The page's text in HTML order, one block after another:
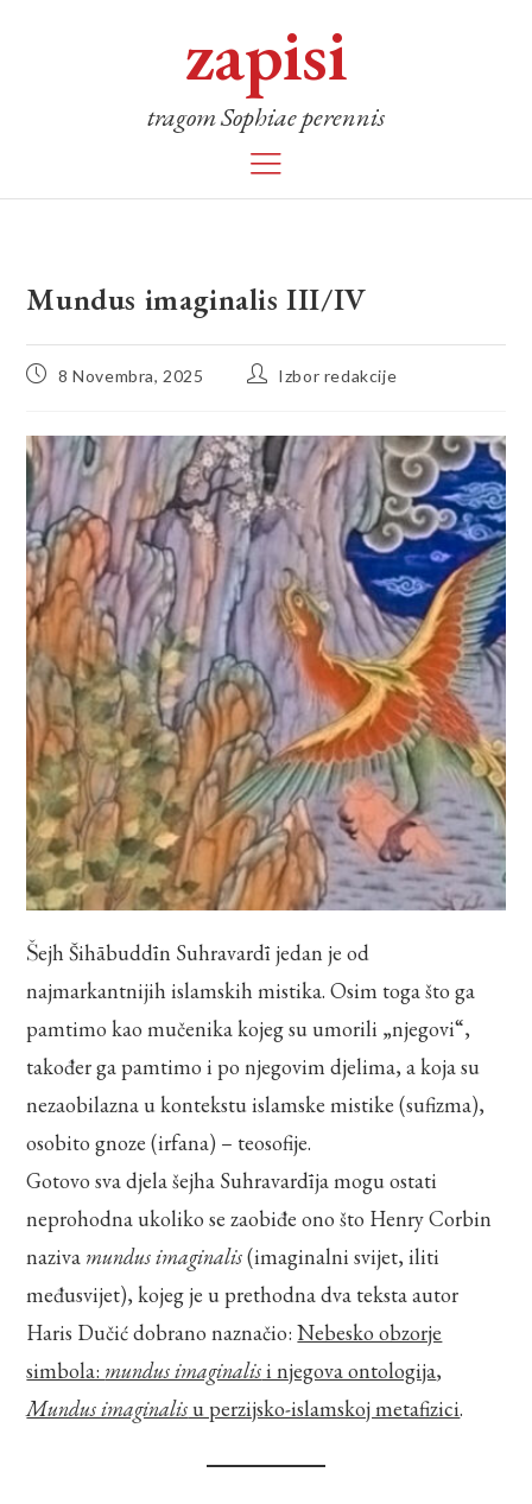
zapisi
tragom Sophiae perennis
Mundus imaginalis III/IV
8 Novembra, 2025 Izbor redakcije
Šejh Šihābuddīn Suhravardī jedan je od
najmarkantnijih islamskih mistika. Osim toga što ga
pamtimo kao mučenika kojeg su umorili „njegovi“,
također ga pamtimo i po njegovim djelima, a koja su
nezaobilazna u kontekstu islamske mistike (sufizma),
osobito gnoze (irfana) – teosofije.
Gotovo sva djela šejha Suhravardīja mogu ostati
neprohodna ukoliko se zaobiđe ono što Henry Corbin
naziva mundus imaginalis(imaginalni svijet, iliti
međusvijet), kojeg je u prethodna dva teksta autor
Haris Dučić dobrano naznačio:Nebesko obzorje
simbola: mundus imaginalisi njegova ontologija,
Mundus imaginalisu perzijsko-islamskoj metafizici.